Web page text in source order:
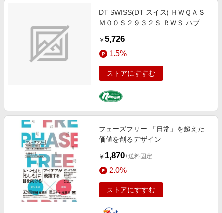
DT SWISS(DT スイス) ＨＷＱＡＳ
Ｍ００Ｓ２９３２Ｓ ＲＷＳ ハブア
￥ 5,726
1.5%
ストアにすすむ
フェーズフリー 「日常」を超えた
価値を創るデザイン
￥ 1,870+送料固定
2.0%
ストアにすすむ